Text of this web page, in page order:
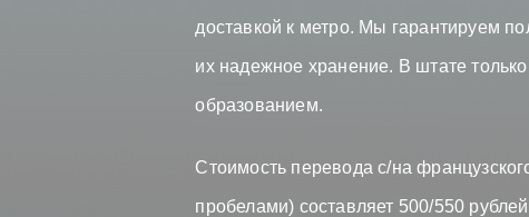
доставкой к метро. Мы гарантируем
их надежное хранение. В штате
образованием.
Стоимость перевода с/на
пробелами) составляет 500/550